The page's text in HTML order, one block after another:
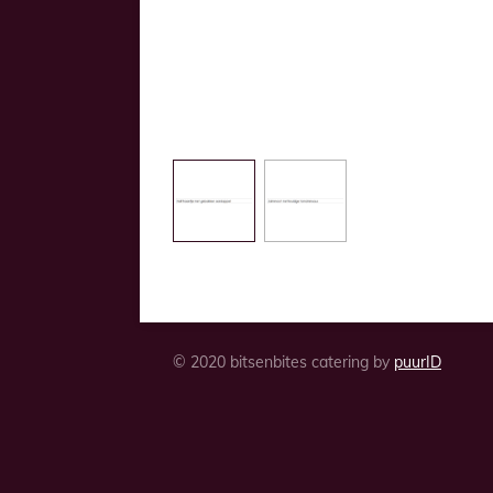
© 2020 bitsenbites catering by puurID